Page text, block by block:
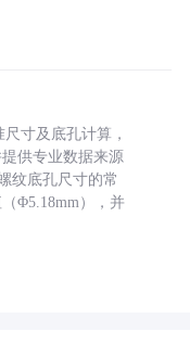
寸及底孔计算，
供专业数据来源
纹底孔尺寸的常
Φ5.18mm），并